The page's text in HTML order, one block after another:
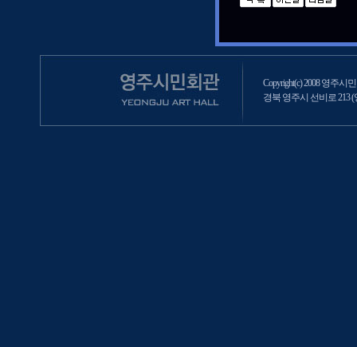
Copyright(c) 2008 영주시
경북 영주시 선비로 213 (